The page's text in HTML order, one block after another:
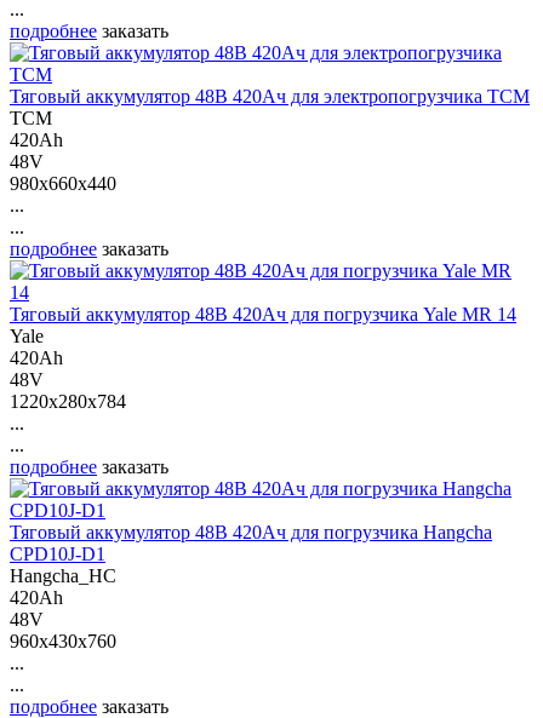
...
подробнее заказать
Тяговый аккумулятор 48В 420Ач для электропогрузчика ТСМ
ТСМ
420Ah
48V
980x660x440
...
...
подробнее заказать
Тяговый аккумулятор 48В 420Ач для погрузчика Yale MR 14
Yale
420Ah
48V
1220x280x784
...
...
подробнее заказать
Тяговый аккумулятор 48В 420Ач для погрузчика Hangcha
CPD10J-D1
Hangcha_HC
420Ah
48V
960x430x760
...
...
подробнее заказать